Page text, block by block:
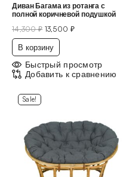
Диван Багама из ротанга с
полной коричневой подушкой
14,300₽ 13,500 ₽
В корзину
Быстрый просмотр
Добавить к сравнению
Sale!